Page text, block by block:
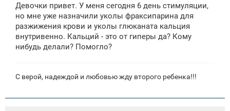
б
щ
н
и
Девочки привет. У меня сегодня 6 день стимуляции,
но мне уже назначили уколы фраксипарина для
разжижения крови и уколы глюканата кальция
внутривенно. Кальций - это от гиперы да? Кому
нибудь делали? Помогло?
С верой, надеждой и любовью жду второго ребенка!!!